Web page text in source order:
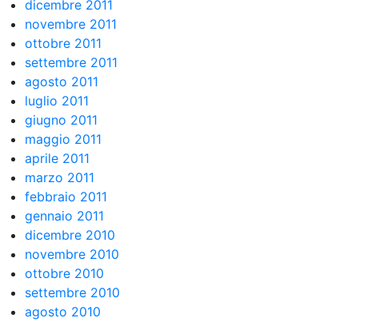
dicembre 2011
novembre 2011
ottobre 2011
settembre 2011
agosto 2011
luglio 2011
giugno 2011
maggio 2011
aprile 2011
marzo 2011
febbraio 2011
gennaio 2011
dicembre 2010
novembre 2010
ottobre 2010
settembre 2010
agosto 2010